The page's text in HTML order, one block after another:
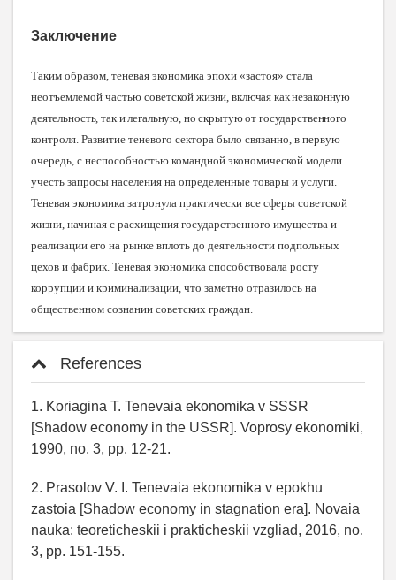
Заключение
Таким образом, теневая экономика эпохи «застоя» стала
неотъемлемой частью советской жизни, включая как незаконную
деятельность, так и легальную, но скрытую от государственного
контроля. Развитие теневого сектора было связанно, в первую
очередь, с неспособностью командной экономической модели
учесть запросы населения на определенные товары и услуги.
Теневая экономика затронула практически все сферы советской
жизни, начиная с расхищения государственного имущества и
реализации его на рынке вплоть до деятельности подпольных
цехов и фабрик. Теневая экономика способствовала росту
коррупции и криминализации, что заметно отразилось на
общественном сознании советских граждан.
References
1. Koriagina T. Tenevaia ekonomika v SSSR
[Shadow economy in the USSR]. Voprosy ekonomiki,
1990, no. 3, pp. 12-21.
2. Prasolov V. I. Tenevaia ekonomika v epokhu
zastoia [Shadow economy in stagnation era]. Novaia
nauka: teoreticheskii i prakticheskii vzgliad, 2016, no.
3, pp. 151-155.